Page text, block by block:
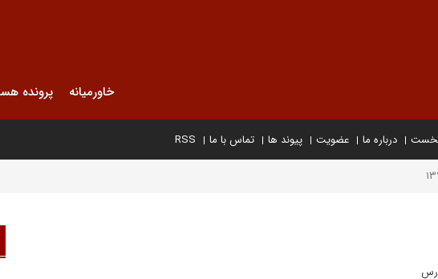
خاورمیانه پرونده
درباره ما عضویت پیوند ها تماس با ما RSS